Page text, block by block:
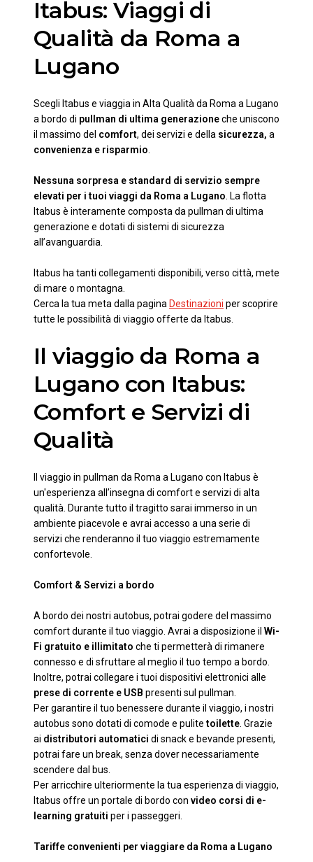
Itabus: Viaggi di
Qualità da Roma a
Lugano
Scegli Itabus e viaggia in Alta Qualità da Roma a Lugano
a bordo di pullman di ultima generazioneche uniscono
il massimo del comfort, dei servizi e della sicurezza, a
convenienza e risparmio
Nessuna sorpresa e standard di servizio sempre
elevati per i tuoi viaggi da Roma a Lugano . La flotta
Itabus è interamente composta da pullman di ultima
generazione e dotati di sistemi di sicurezza
all’avanguardia.
Itabus ha tanti collegamenti disponibili, verso città, mete
di mare o montagna.
Cerca la tua meta dalla pagina Destinazioni per scoprire
tutte le possibilità di viaggio offerte da Itabus.
Il viaggio da Roma a
Lugano con Itabus:
Comfort e Servizi di
Qualità
Il viaggio in pullman da Roma a Lugano con Itabus è
un'esperienza all’insegna di comfort e servizi di alta
qualità. Durante tutto il tragitto sarai immerso in un
ambiente piacevole e avrai accesso a una serie di
servizi che renderanno il tuo viaggio estremamente
confortevole.
Comfort & Servizi a bordo
A bordo dei nostri autobus, potrai godere del massimo
comfort durante il tuo viaggio. Avrai a disposizione il Wi-
Fi gratuito e illimitato che ti permetterà di rimanere
connesso e di sfruttare al meglio il tuo tempo a bordo.
Inoltre, potrai collegare i tuoi dispositivi elettronici alle
prese di corrente e USB presenti sul pullman.
Per garantire il tuo benessere durante il viaggio, i nostri
autobus sono dotati di comode e pulitetoilette . Grazie
ai distributori automatici di snack e bevande presenti,
potrai fare un break, senza dover necessariamente
scendere dal bus.
Per arricchire ulteriormente la tua esperienza di viaggio,
Itabus offre un portale di bordo con video corsi di e-
learning gratuiti per i passeggeri.
Tariffe convenienti per viaggiare da Roma a Lugano